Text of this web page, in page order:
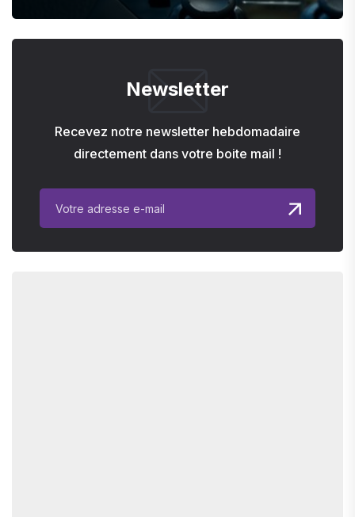
Newsletter
Recevez notre newsletter hebdomadaire
directement dans votre boite mail !